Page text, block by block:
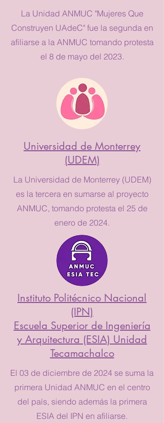
La Unidad ANMUC "Mujeres Que
Construyen UAdeC" fue la segunda en
afiliarse a la ANMUC tomando protesta
el 8 de mayo del 2023.
Universidad de Monterrey
(UDEM)
La Universidad de Monterrey (UDEM)
es la tercera en sumarse al proyecto
ANMUC, tomando protesta el 25 de
enero de 2024.
Instituto Politécnico Nacional
(IPN)
Escuela Superior de Ingeniería
y Arquitectura (ESIA) Unidad
Tecamachalco
El 03 de diciembre de 2024 se suma la
primera Unidad ANMUC en el centro
del país, siendo además la primera
ESIA del IPN en afiliarse.